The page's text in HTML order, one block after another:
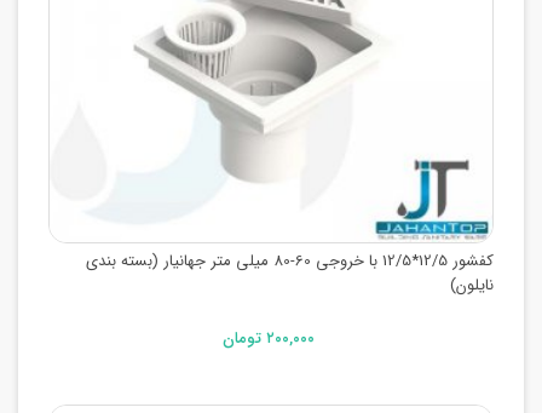
کفشور 12/5*12/5 با خروجی 60-80 میلی متر جهانیار (بسته بندی
نایلون)
۲۰۰,۰۰۰ تومان